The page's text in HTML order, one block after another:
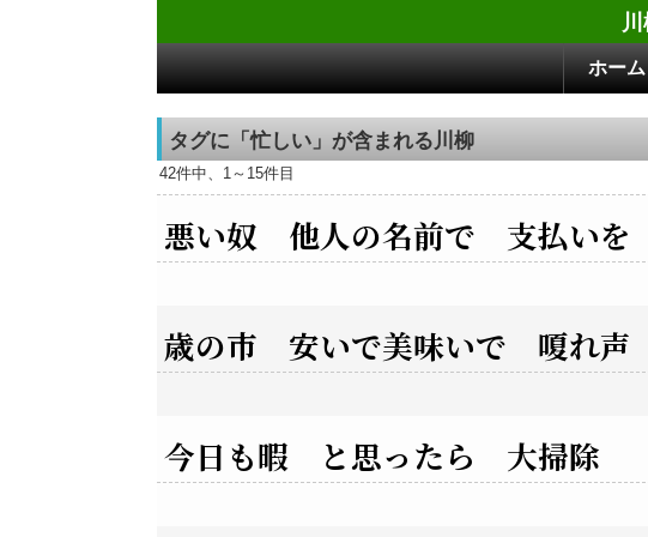
ホーム
タグに「忙しい」が含まれる川柳
42件中、1～15件目
悪い奴 他人の名前で 支払いを
歳の市 安いで美味いで 嗄れ声
今日も暇 と思ったら 大掃除